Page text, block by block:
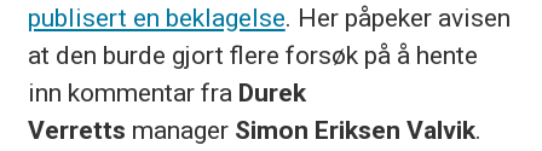
publisert en beklagelse. Her påpeker avisen
at den burde gjort flere forsøk på å hente
inn kommentar fra Durek
Verretts manager Simon Eriksen Valvik.